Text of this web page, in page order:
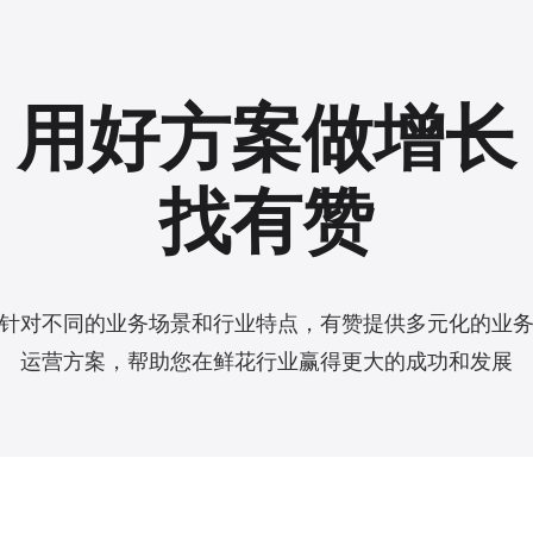
用好方案做增长
找有赞
针对不同的业务场景和行业特点，有赞提供多元化的业务
运营方案，帮助您在鲜花行业赢得更大的成功和发展